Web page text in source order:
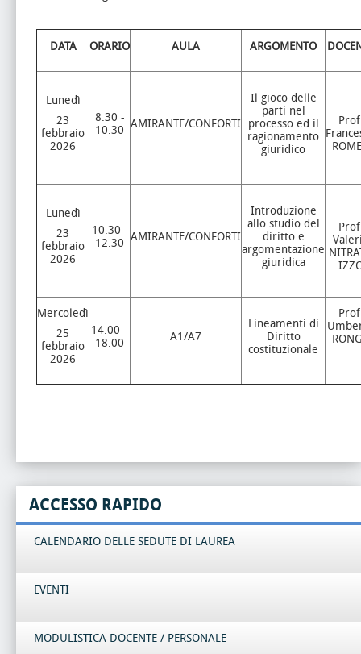
DATA ORARIO AULA ARGOMENTO
Lunedì
23
febbraio
2026
8.30 -
10.30 AMIRANTE/CONFORTI
Il gioco delle
parti nel
processo ed il
ragionamento
giuridico
Lunedì
23
febbraio
2026
10.30 -
12.30 AMIRANTE/CONFORTI
Introduzione
allo studio del
diritto e
argomentazione
giuridica
Mercoledì
25
febbraio
2026
14.00 –
18.00
A1/A7
Lineamenti di
Diritto
costituzionale
ACCESSO RAPIDO
CALENDARIO DELLE SEDUTE DI LAUREA
EVENTI
MODULISTICA DOCENTE / PERSONALE